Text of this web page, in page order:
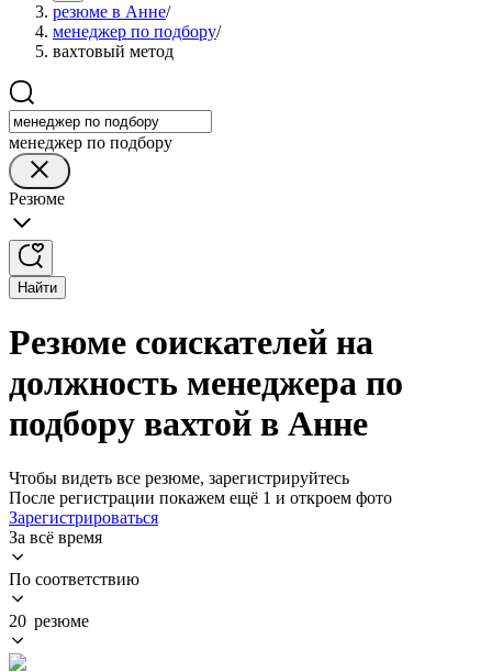
резюме в Анне/
менеджер по подбору/
вахтовый метод
менеджер по подбору
Резюме
Найти
Резюме соискателей на
должность менеджера по
подбору вахтой в Анне
Чтобы видеть все резюме, зарегистрируйтесь
После регистрации покажем ещё 1 и откроем фото
Зарегистрироваться
За всё время
По соответствию
20 резюме